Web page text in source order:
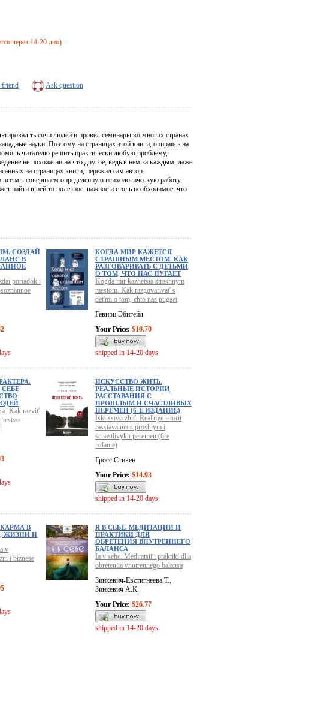
через 14-20 дня)
friend Ask question
тысячи людей и провел семинары во многих странах
науки. Поэтому на страницах этой книги, опираясь на
читателю решить практически любую проблему,
не похоже ни на что другое, ведь в нем за каждым, даже
на страницах книги, пережил сам автор.
мы совершаем определенную психологическую работу,
найти в ней то полезное, важное и столь необходимое, что
СОЗДАЙ
В
poriadok i
КОГДА МИР КАЖЕТСЯ
СТРАШНЫМ МЕСТОМ. КАК
РАЗГОВАРИВАТЬ С ДЕТЬМИ
О ТОМ, ЧТО НАС ПУГАЕТ
Kogda mir kazhetsia strashnym
mestom. Kak razgovarivat' s
det'mi o tom, chto nas pugaet
Гевирц Эбигейл
Your Price: $10.70
shipped in 14-20 days
СЕБЕ
Kak razvit'
ИСКУССТВО ЖИТЬ.
РЕАЛЬНЫЕ ИСТОРИИ
РАССТАВАНИЯ С
ПРОШЛЫМ И СЧАСТЛИВЫХ
ПЕРЕМЕН (6-Е ИЗДАНИЕ)
Iskusstvo zhit'. Real'nye istorii
rasstavaniia s proshlym i
schastlivykh peremen (6-e
izdanie)
Гросс Стивен
Your Price: $14.93
shipped in 14-20 days
В
ЖИЗНИ И
v
i biznese
Я В СЕБЕ. МЕДИТАЦИИ И
ПРАКТИКИ ДЛЯ
ОБРЕТЕНИЯ ВНУТРЕННЕГО
БАЛАНСА
Ia v sebe. Meditatsii i praktiki dlia
obreteniia vnutrennego balansa
Зинкевич-Евстигнеева Т.,
Зинкевич А.К.
Your Price: $26.77
shipped in 14-20 days